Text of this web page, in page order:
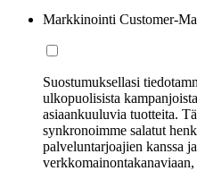
Markkinointi Customer-
Suostumuksellasi
ulkopuolisista
asiaankuuluvia tuotteita.
synkronoimme salatut
palveluntarjoajien kanssa